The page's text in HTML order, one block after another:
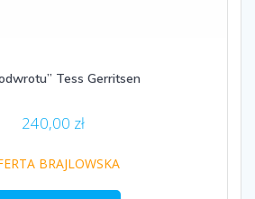
odwrotu” Tess Gerritsen
240,00 zł
BRAJLOWSKA